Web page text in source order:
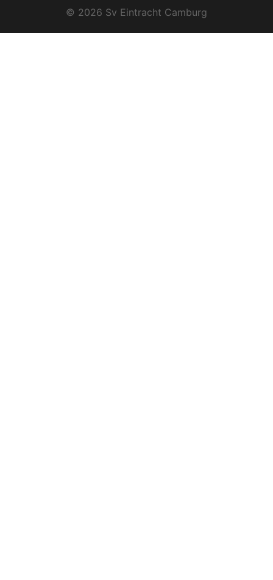
© 2026 Sv Eintracht Camburg